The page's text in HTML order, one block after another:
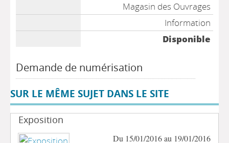
Magasin des Ouvrages
Information
Disponible
Demande de numérisation
SUR LE MÊME SUJET DANS LE SITE
Exposition
Du 15/01/2016 au 19/01/2016